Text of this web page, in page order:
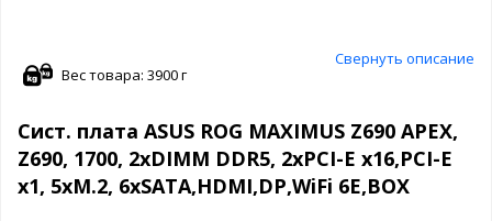
Свернуть описание
Вес товара: 3900 г
Сист. плата ASUS ROG MAXIMUS Z690 APEX,
Z690, 1700, 2xDIMM DDR5, 2xPCI-E x16,PCI-E
x1, 5xM.2, 6xSATA,HDMI,DP,WiFi 6E,BOX